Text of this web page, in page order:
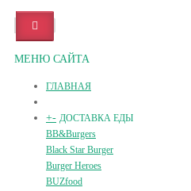
МЕНЮ САЙТА
ГЛАВНАЯ
+- ДОСТАВКА ЕДЫ
BB&Burgers
Black Star Burger
Burger Heroes
BUZfood